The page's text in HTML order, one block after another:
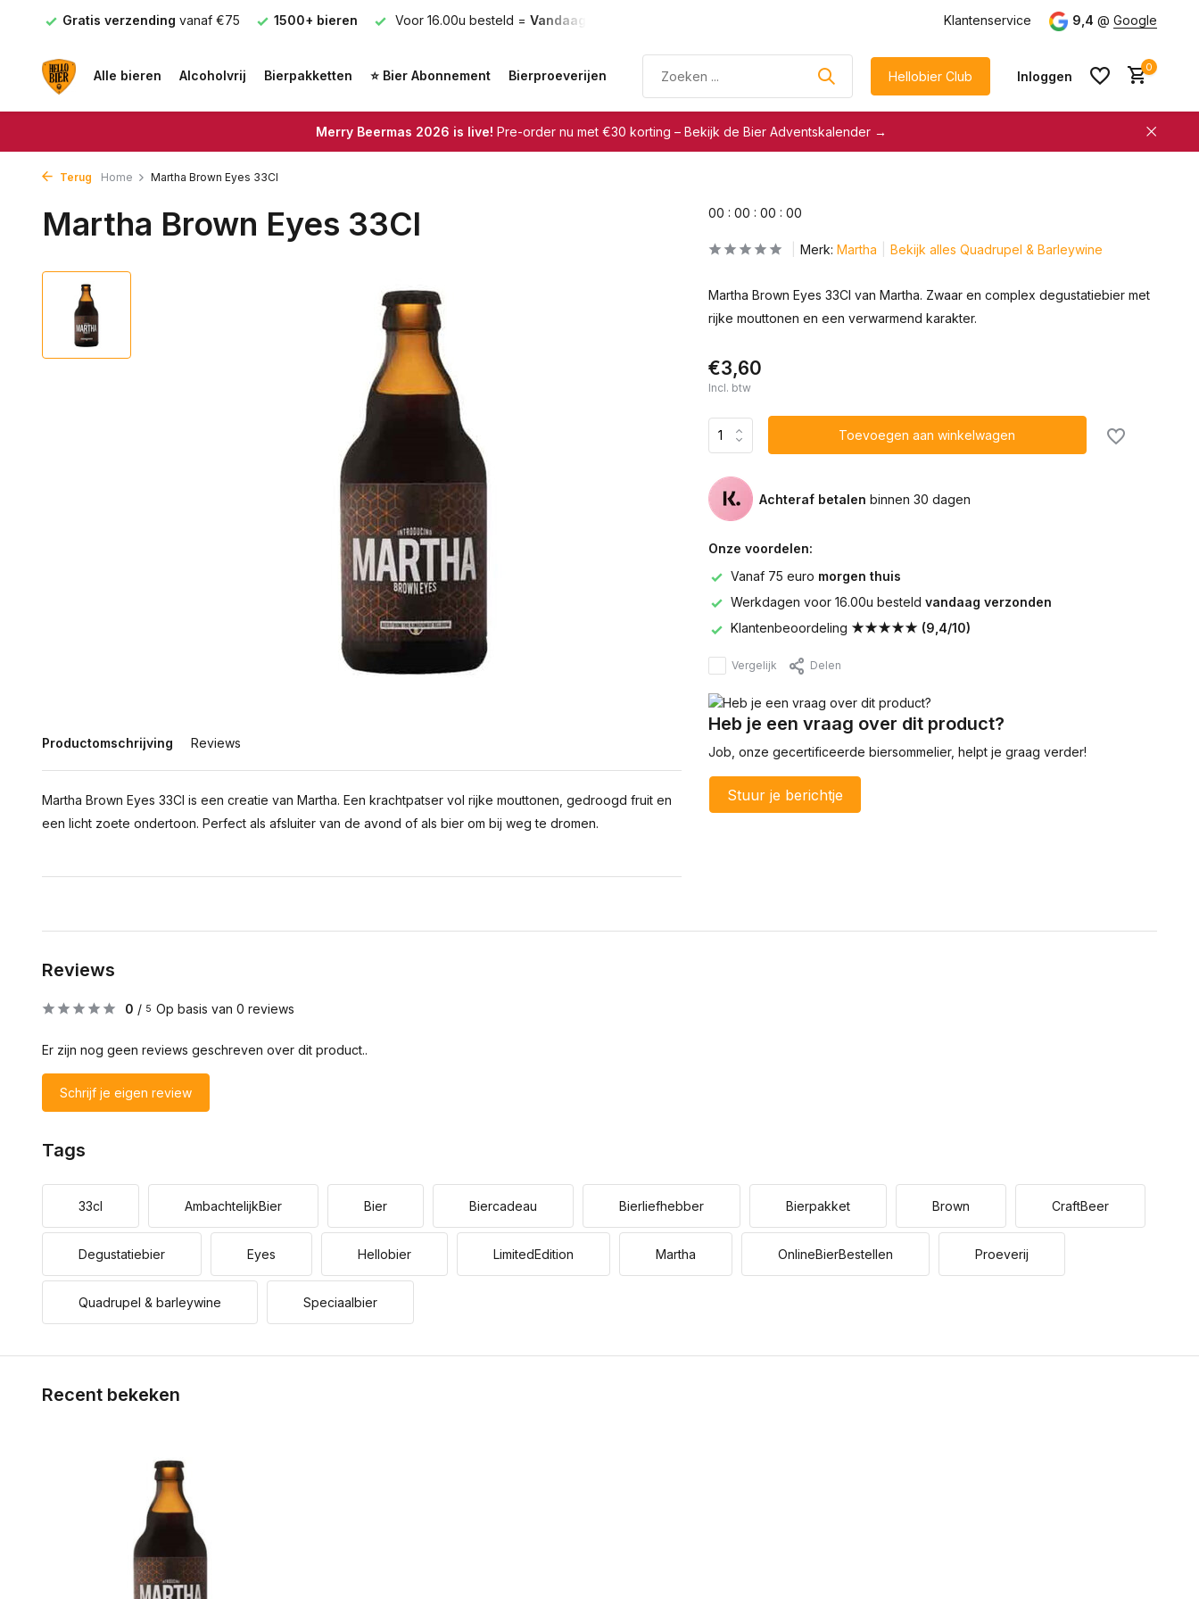
Gratis verzending vanaf €75 1500+ bieren Voor 16.00u besteld = Vandaag verzonden Klantenservice 9,4 @ Google
Alle bieren Alcoholvrij Bierpakketten ⭐ Bier Abonnement Bierproeverijen Hellobier Club Inloggen
spaar automatisch voor
spaar automatisch voor
0
Merry Beermas 2026 is live! Pre-order nu met €30 korting – Bekijk de Bier Adventskalender →
Terug Home Martha Brown Eyes 33Cl
Martha Brown Eyes 33Cl
Productomschrijving Reviews
Martha Brown Eyes 33Cl is een creatie van Martha. Een krachtpatser vol rijke mouttonen, gedroogd fruit en
een licht zoete ondertoon. Perfect als afsluiter van de avond of als bier om bij weg te dromen.
00 : 00 : 00 : 00
Merk: Martha Bekijk alles Quadrupel & Barleywine
Martha Brown Eyes 33Cl van Martha. Zwaar en complex degustatiebier met
rijke mouttonen en een verwarmend karakter.
€3,60
Incl. btw
Toevoegen aan winkelwagen
Achteraf betalen binnen 30 dagen
Onze voordelen:
Vanaf 75 euro morgen thuis
Werkdagen voor 16.00u besteld vandaag verzonden
Klantenbeoordeling ★★★★★ (9,4/10)
Vergelijk Delen
Heb je een vraag over dit product?
Job, onze gecertificeerde biersommelier, helpt je graag verder!
Stuur je berichtje
Reviews
0 / 5 Op basis van 0 reviews
Er zijn nog geen reviews geschreven over dit product..
Schrijf je eigen review
Tags
33cl AmbachtelijkBier Bier Biercadeau Bierliefhebber Bierpakket Brown CraftBeer
Degustatiebier Eyes Hellobier LimitedEdition Martha OnlineBierBestellen Proeverij
Quadrupel & barleywine Speciaalbier
Recent bekeken